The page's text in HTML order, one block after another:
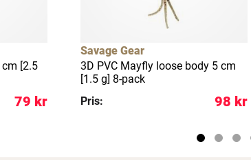
[2.5
79 kr
Savage Gear
3D PVC Mayfly loose body 5 cm
[1.5 g] 8-pack
Pris:
98 kr